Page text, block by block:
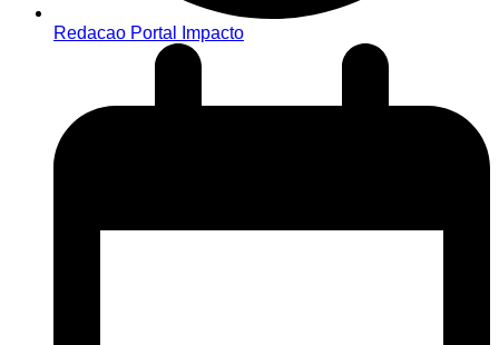
Redacao Portal Impacto